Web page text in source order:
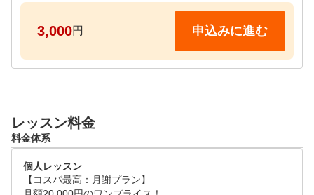
3,000円 申込みに進む
レッスン料金
料金体系
個人レッスン
【コスパ最高：月謝プラン】